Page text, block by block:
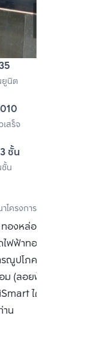
ยูนิต
สร็จ
ชั้น
น
ครงการ
หล่อ 10) ห่างจาก
ฟฟ้าทองหล่อ คอนโด
ปโภคครบครัน สระ
(ลอยฟ้า) ได้แก่ ซื้อ
ได้ทันที เพื่อให้
น